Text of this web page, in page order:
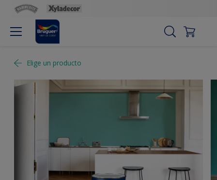
Elige un producto